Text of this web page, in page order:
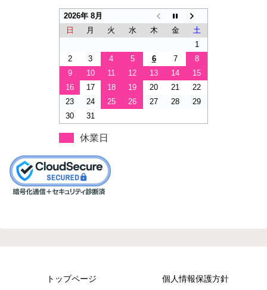
2026年 8月
日
月 火 水 木 金
土
1
2
3 4 5 6 7
8
9
10 11 12 13 14
15
16
17 18 19 20 21
22
23
24 25 26 27 28
29
30
31
休業日
トップページ 個人情報保護方針